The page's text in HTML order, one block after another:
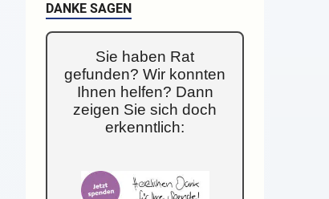
DANKE SAGEN
Sie haben Rat
gefunden? Wir konnten
Ihnen helfen? Dann
zeigen Sie sich doch
erkenntlich: